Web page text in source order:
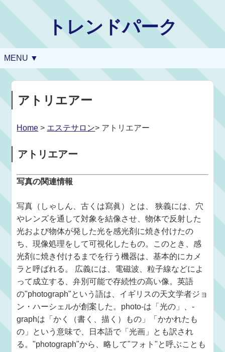
トレンドパーク
MENU ▼
アトリエアー
Home > エステサロン> アトリエアー
アトリエアー
写真の関連情報
写真（しゃしん、古くは寫眞）とは、 狭義には、穴
やレンズを通して対象を結像させ、物体で反射した
光および物体が発した光を感光剤に焼き付けたの
ち、現像処理をして可視化したもの。このとき、感
光剤に焼き付けるまでを行う機器は、基本的にカメ
ラと呼ばれる。 広義には、電磁波、粒子線などによ
って成立する、弁別可能で存続性の高い像。英語
の"photograph"という語は、イギリスの天文学者ジョ
ン・ハーシェルが創案した。photo-は「光の」、-
graphは「かく（書く、描く）もの」「かかれたも
の」という意味で、日本語で「光画」とも訳され
る。"photograph"から、略して"フォト"と呼ぶことも